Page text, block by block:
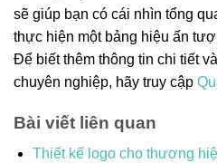
sẽ giúp bạn có cái nhìn tổng
thực hiện một bảng hiệu ấn
Để biết thêm thông tin chi tiết
chuyên nghiệp, hãy truy cập
Bài viết liên quan
Thiết kế logo cho thương